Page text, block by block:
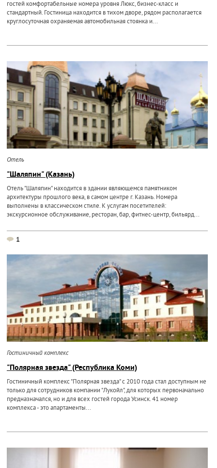
гостей комфортабельные номера уровня Люкс, бизнес-класс и
стандартный. Гостиница находится в тихом дворе, рядом располагается
круглосуточная охраняемая автомобильная стоянка и...
Отель
"Шаляпин" (Казань)
Отель "Шаляпин" находится в здании являющемся памятником
архитектуры прошлого века, в самом центре г. Казань. Номера
выполнены в классическом стиле. К услугам посетителей:
экскурсионное обслуживание, ресторан, бар, фитнес-центр, бильярд...
1
Гостиничный комплекс
"Полярная звезда" (Республика Коми)
Гостиничный комплекс "Полярная звезда" с 2010 года стал доступным не
только для сотрудников компании "Лукойл", для которых первоначально
предназначался, но и для всех гостей города Усинск. 41 номер
комплекса - это апартаменты...